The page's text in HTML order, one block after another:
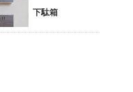
下駄箱